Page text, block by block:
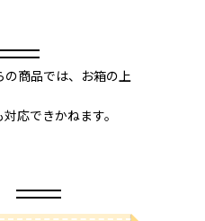
商品では、お箱の上
応できかねます。